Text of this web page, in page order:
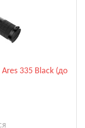
Ares 335 Black (до